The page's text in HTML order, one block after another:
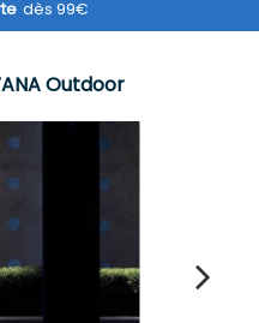
dès 99€
Outdoor